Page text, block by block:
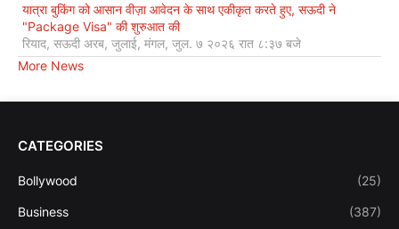
यात्रा बुकिंग को आसान वीज़ा आवेदन के साथ एकीकृत करते हुए, सऊदी ने
"Package Visa" की शुरुआत की
रियाद, सऊदी अरब, जुलाई, मंगल, जुल. ७ २०२६ रात ८:३७ बजे
More News
CATEGORIES
Bollywood (25)
Business (387)